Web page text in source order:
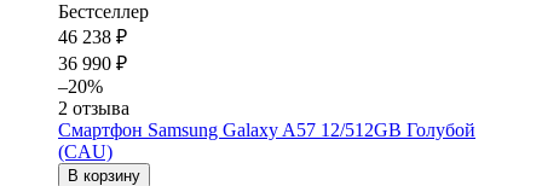
Бестселлер
46 238 ₽
36 990 ₽
–20%
2 отзыва
Смартфон Samsung Galaxy A57 12/512GB Голубой
(CAU)
В корзину